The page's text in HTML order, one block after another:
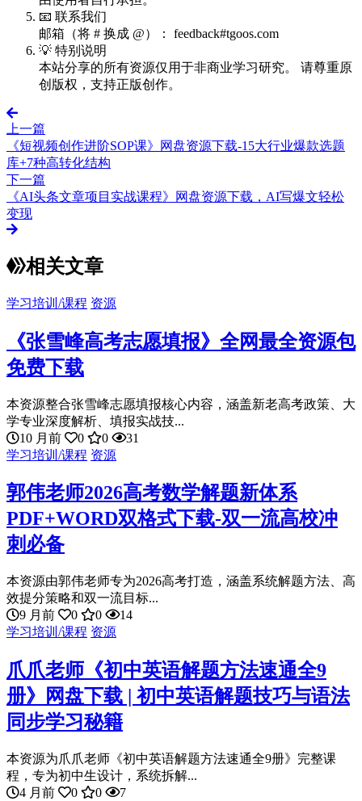
📧 联系我们
邮箱（将 # 换成 @）： feedback#tgoos.com
💡 特别说明
本站分享的所有资源仅用于非商业学习研究。 请尊重原
创版权，支持正版创作。
上一篇
《短视频创作进阶SOP课》网盘资源下载-15大行业爆款选题
库+7种高转化结构
下一篇
《AI头条文章项目实战课程》网盘资源下载，AI写爆文轻松
变现
相关文章
学习培训/课程 资源
《张雪峰高考志愿填报》全网最全资源包
免费下载
本资源整合张雪峰志愿填报核心内容，涵盖新老高考政策、大
学专业深度解析、填报实战技...
10 月前
0 0
31
学习培训/课程 资源
郭伟老师2026高考数学解题新体系
PDF+WORD双格式下载-双一流高校冲
刺必备
本资源由郭伟老师专为2026高考打造，涵盖系统解题方法、高
效提分策略和双一流目标...
9 月前
0 0
14
学习培训/课程 资源
爪爪老师《初中英语解题方法速通全9
册》网盘下载 | 初中英语解题技巧与语法
同步学习秘籍
本资源为爪爪老师《初中英语解题方法速通全9册》完整课
程，专为初中生设计，系统拆解...
4 月前
0 0
7